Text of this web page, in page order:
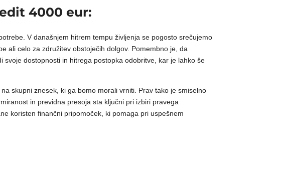
4000 eur:
V današnjem hitrem tempu življenja se pogosto srečujemo
ali celo za združitev obstoječih dolgov. Pomembno je, da
dostopnosti in hitrega postopka odobritve, kar je lahko še
skupni znesek, ki ga bomo morali vrniti. Prav tako je smiselno
in previdna presoja sta ključni pri izbiri pravega
koristen finančni pripomoček, ki pomaga pri uspešnem